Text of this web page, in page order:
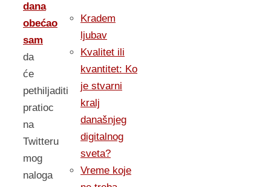
dana
obećao
sam
da
će
pethiljaditi
pratioc
na
Twitteru
mog
naloga
Kradem
ljubav
Kvalitet ili
kvantitet: Ko
je stvarni
kralj
današnjeg
digitalnog
sveta?
Vreme koje